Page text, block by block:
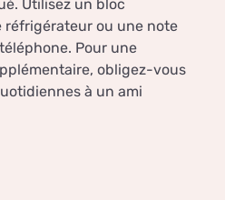
Utilisez un bloc
réfrigérateur ou une note
Pour une
obligez-vous
à un ami